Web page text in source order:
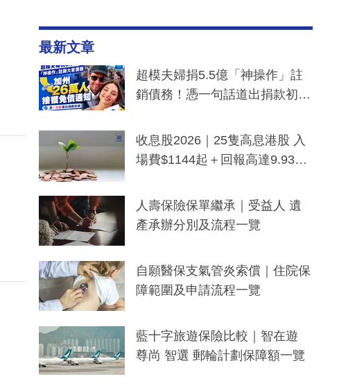
最新文章
超模夫婦捐5.5億「神操作」註
銷債務！憑一句話道出捐款初
一度被誤當詐騙手段
收息股2026｜25隻高息港股 入
場費$1144起＋回報高達9.93
人壽保險保單繼承｜受益人 遺
產承辦分別及流程一覽
自願醫保支氣管炎索償｜住院保
障範圍及申請流程一覽
藍十字旅遊保險比較｜智在遊
尊尚 智選 郵輪計劃保障額一覽